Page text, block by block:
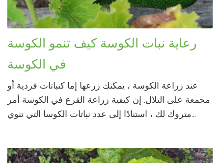
رعاية نبات الكوسة كيف تنمو الكوسة
في الكوسة
عند زراعة الكوسة ، يمكنك زرعها إما كنباتات فردية أو
مجمعة على التلال. إن كيفية زراعة القرع في الكوسة أمر
متروك لك ، استنادًا إلى عدد نباتات الكوسا التي تنوي...